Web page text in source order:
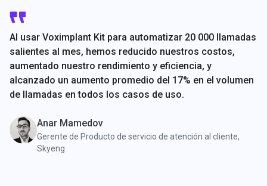
Al usar Voximplant Kit para automatizar 20 000 llamadas
salientes al mes, hemos reducido nuestros costos,
aumentado nuestro rendimiento y eficiencia, y
alcanzado un aumento promedio del 17% en el volumen
de llamadas en todos los casos de uso.
Anar Mamedov
Gerente de Producto de servicio de atención al cliente,
Skyeng